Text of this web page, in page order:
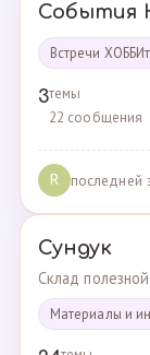
События
Встречи
3темы
22 сообщения
R последней
Сундук
Склад
Материалы и